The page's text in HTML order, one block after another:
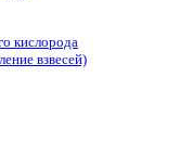
кислорода
взвесей)